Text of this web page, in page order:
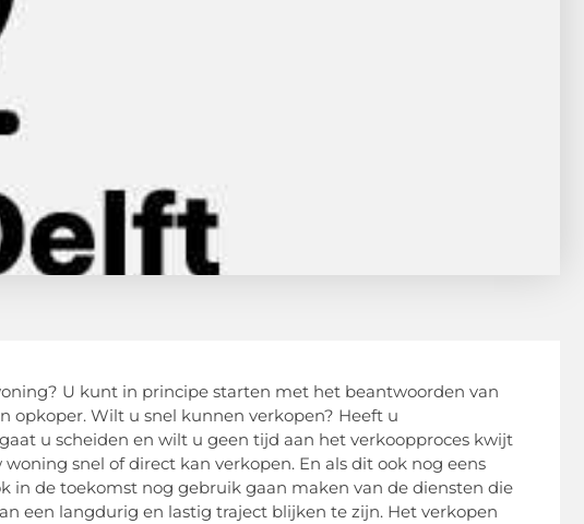
U kunt in principe starten met het beantwoorden van
opkoper. Wilt u snel kunnen verkopen? Heeft u
u scheiden en wilt u geen tijd aan het verkoopproces kwijt
snel of direct kan verkopen. En als dit ook nog eens
in de toekomst nog gebruik gaan maken van de diensten die
een langdurig en lastig traject blijken te zijn. Het verkopen